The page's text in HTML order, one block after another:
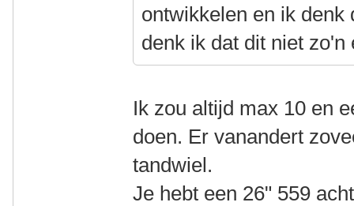
ontwikkelen en ik
denk ik dat dit niet
Ik zou altijd max 10 en
doen. Er vanandert
tandwiel.
Je hebt een 26" 559